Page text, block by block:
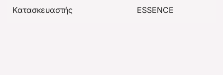
Κατασκευαστής ESSENCE